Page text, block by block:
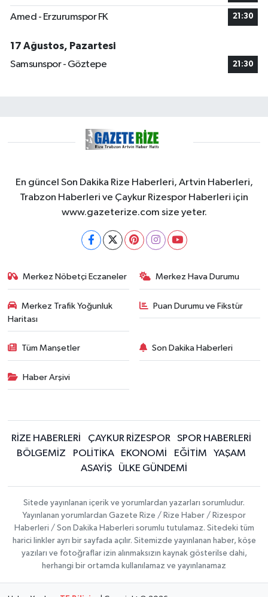
Amed - Erzurumspor FK 21:30
17 Ağustos, Pazartesi
Samsunspor - Göztepe
21:30
En güncel Son Dakika Rize Haberleri, Artvin Haberleri,
Trabzon Haberleri ve Çaykur Rizespor Haberleri için
www.gazeterize.com size yeter.
Merkez Nöbetçi Eczaneler Merkez Hava Durumu
Merkez Trafik Yoğunluk
Haritası
Puan Durumu ve Fikstür
Tüm Manşetler Son Dakika Haberleri
Haber Arşivi
RİZE HABERLERİ ÇAYKUR RİZESPOR
SPOR HABERLERİ
BÖLGEMİZ
POLİTİKA EKONOMİ EĞİTİM
YAŞAM
ASAYİŞ
ÜLKE GÜNDEMİ
Sitede yayınlanan içerik ve yorumlardan yazarları sorumludur.
Yayınlanan yorumlardan Gazete Rize / Rize Haber / Rizespor
Haberleri / Son Dakika Haberleri sorumlu tutulamaz. Sitedeki tüm
harici linkler ayrı bir sayfada açılır. Sitemizde yayınlanan haber, köşe
yazıları ve fotoğraflar izin alınmaksızın kaynak gösterilse dahi,
herhangi bir ortamda kullanılamaz ve yayınlanamaz